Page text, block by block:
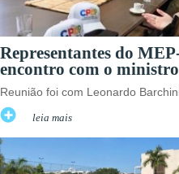
Representantes do
encontro com o
Reunião foi com Leonardo
leia mais